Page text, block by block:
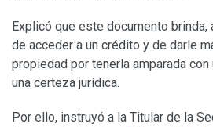
Explicó que este documento brinda,
de acceder a un crédito y de darle
propiedad por tenerla amparada
una certeza jurídica.
Por ello, instruyó a la Titular de la